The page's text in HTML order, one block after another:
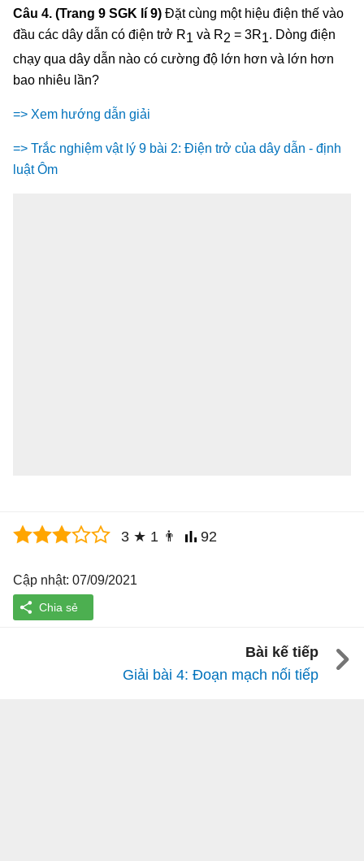
Câu 4. (Trang 9 SGK lí 9) Đặt cùng một hiệu điện thế vào
đầu các dây dẫn có điện trở R1 và R2 = 3R1. Dòng điện
chạy qua dây dẫn nào có cường độ lớn hơn và lớn hơn
bao nhiêu lần?
=> Xem hướng dẫn giải
=> Trắc nghiệm vật lý 9 bài 2: Điện trở của dây dẫn - định
luật Ôm
3 ★ 1 👨 92
Cập nhật: 07/09/2021
Bài kế tiếp
Giải bài 4: Đoạn mạch nối tiếp